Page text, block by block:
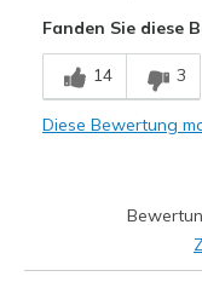
Nachteile
Need Break In
Stiff
Casual Wear
Fanden Sie diese
14 3
Diese Bewertung